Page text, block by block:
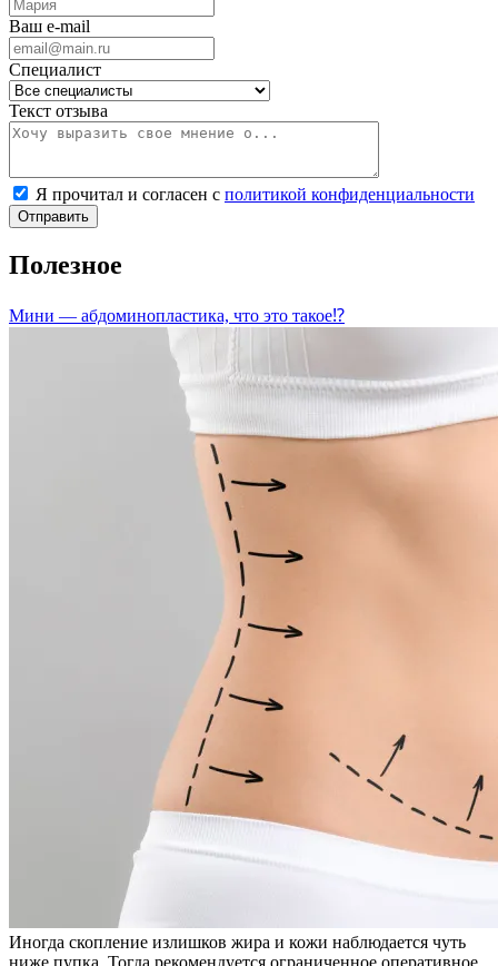
Ваш e-mail
Специалист
Текст отзыва
Я прочитал и согласен с политикой конфиденциальности
Полезное
Мини — абдоминопластика, что это такое⁉️
Иногда скопление излишков жира и кожи наблюдается чуть
ниже пупка. Тогда рекомендуется ограниченное оперативное